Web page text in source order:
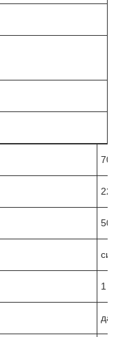
70
220
50
1
да